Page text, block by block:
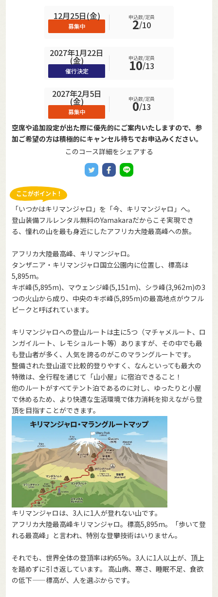
12月25日(金)
募集中
申込数/定員
2/10
2027年1月22日
(金)
催行決定
申込数/定員
10/13
2027年2月5日
(金)
募集中
申込数/定員
0/13
空席や追加設定が出た際に優先的にご案内いたしますので、参
加ご希望の方は積極的にキャンセル待ちでお申込みください。
このコース詳細をシェアする
「いつかはキリマンジャロ」を「今、キリマンジャロ」へ。
登山装備フルレンタル無料のYamakaraだからこそ実現でき
る、憧れの山を最も身近にしたアフリカ大陸最高峰への旅。
アフリカ大陸最高峰、キリマンジャロ。
タンザニア・キリマンジャロ国立公園内に位置し、標高は
5,895m。
キボ峰(5,895m)、マウェンジ峰(5,151m)、シラ峰(3,962m)の3
つの火山から成り、中央のキボ峰(5,895m)の最高地点がウフル
ピークと呼ばれています。
キリマンジャロへの登山ルートは主に5つ（マチャメルート、ロ
ンガイルート、レモショルート等）ありますが、その中でも最
も登山者が多く、人気を誇るのがこのマラングルートです。
整備された登山道で比較的登りやすく、なんといっても最大の
特徴は、全行程を通じて「山小屋」に宿泊できること！
他のルートがすべてテント泊であるのに対し、ゆったりと小屋
で休めるため、より快適な生活環境で体力消耗を抑えながら登
頂を目指すことができます。
キリマンジャロは、3人に1人が登れない山です。
アフリカ大陸最高峰キリマンジャロ。標高5,895m。「歩いて登
れる最高峰」と言われ、特別な登攀技術はいりません。
それでも、世界全体の登頂率は約65%。3人に1人以上が、頂上
を踏めずに引き返しています。 高山病、寒さ、睡眠不足、食欲
の低下——標高が、人を選ぶからです。